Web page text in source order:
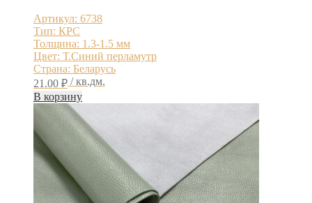
Артикул: 6738
Тип: КРС
Толщина: 1.3-1.5 мм
Цвет: Т.Синий перламутр
Страна: Беларусь
21.00 ₽ / кв.дм.
В корзину